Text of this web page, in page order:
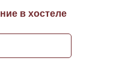
в хостеле